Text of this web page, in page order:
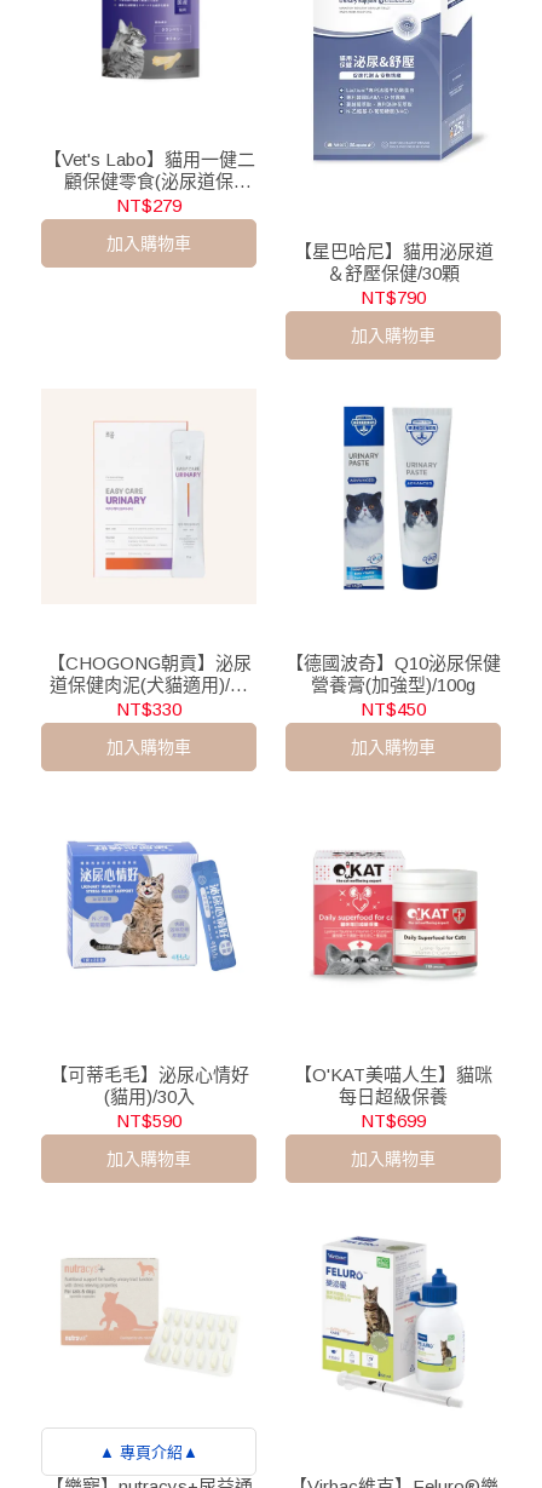
【Vet's Labo】貓用一健二
顧保健零食(泌尿道保
健)/30g
NT$279
加入購物車
【星巴哈尼】貓用泌尿道
＆舒壓保健/30顆
NT$790
加入購物車
【CHOGONG朝貢】泌尿
道保健肉泥(犬貓適用)/10
入
NT$330
加入購物車
【德國波奇】Q10泌尿保健
營養膏(加強型)/100g
NT$450
加入購物車
【可蒂毛毛】泌尿心情好
(貓用)/30入
NT$590
加入購物車
【O'KAT美喵人生】貓咪
每日超級保養
NT$699
加入購物車
▲ 專頁介紹▲